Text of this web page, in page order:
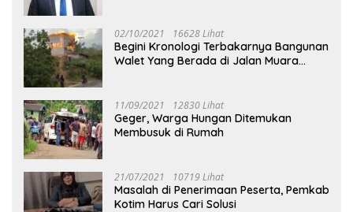
02/10/2021 16628 Lihat
Begini Kronologi Terbakarnya Bangunan
Walet Yang Berada di Jalan Muara
11/09/2021 12830 Lihat
Geger, Warga Hungan Ditemukan
Membusuk di Rumah
21/07/2021 10719 Lihat
Masalah di Penerimaan Peserta, Pemkab
Kotim Harus Cari Solusi